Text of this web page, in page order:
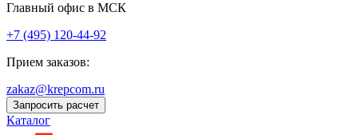
Главный офис в МСК
+7 (495) 120-44-92
Прием заказов:
zakaz@krepcom.ru
Запросить расчет
Каталог